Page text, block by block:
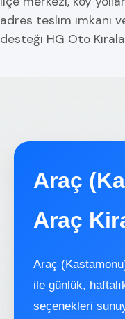
adres teslim imkanı
desteği HG Oto
Araç
Araç
Araç
ile günlük,
seçenekleri